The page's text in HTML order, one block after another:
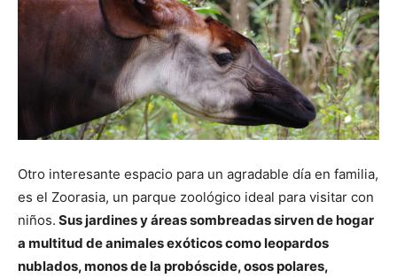
Otro interesante espacio para un agradable día en familia,
es el Zoorasia, un parque zoológico ideal para visitar con
niños. Sus jardines y áreas sombreadas sirven de hogar
a multitud de animales exóticos como leopardos
nublados, monos de la probóscide, osos polares,